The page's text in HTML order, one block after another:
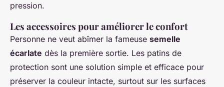
pression.
Les accessoires pour améliorer le confort
Personne ne veut abîmer la fameuse semelle
écarlate dès la première sortie. Les patins de
protection sont une solution simple et efficace pour
préserver la couleur intacte, surtout sur les surfaces